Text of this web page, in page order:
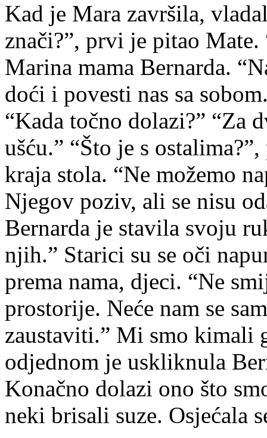
Kad je Mara završila,
znači?”, prvi je pitao Mate.
Marina mama Bernarda.
doći i povesti nas sa
“Kada točno dolazi?” “Za
ušću.” “Što je s
kraja stola. “Ne možemo
Njegov poziv, ali se nisu
Bernarda je stavila svoju
njih.” Starici su se oči
prema nama, djeci. “Ne
prostorije. Neće nam se
zaustaviti.” Mi smo kimali
odjednom je uskliknula
Konačno dolazi ono što
neki brisali suze. Osjećala